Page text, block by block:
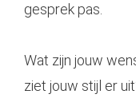
gesprek pas.
Wat zijn jouw
ziet jouw stijl er